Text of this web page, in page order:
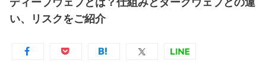
ディープウェブとは？仕組みとダークウェブとの違
い、リスクをご紹介